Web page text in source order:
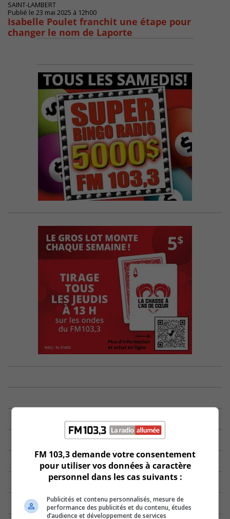
SAINT-LAMBERT
Publié le 23 mai 2025 à 12h00
Isabelle Poulet franchit une étape pour
changer le nom de Laporte
FM 103,3 demande votre consentement
pour utiliser vos données à caractère
personnel dans les cas suivants :
Publicités et contenu personnalisés, mesure de
performance des publicités et du contenu, études
d’audience et développement de services